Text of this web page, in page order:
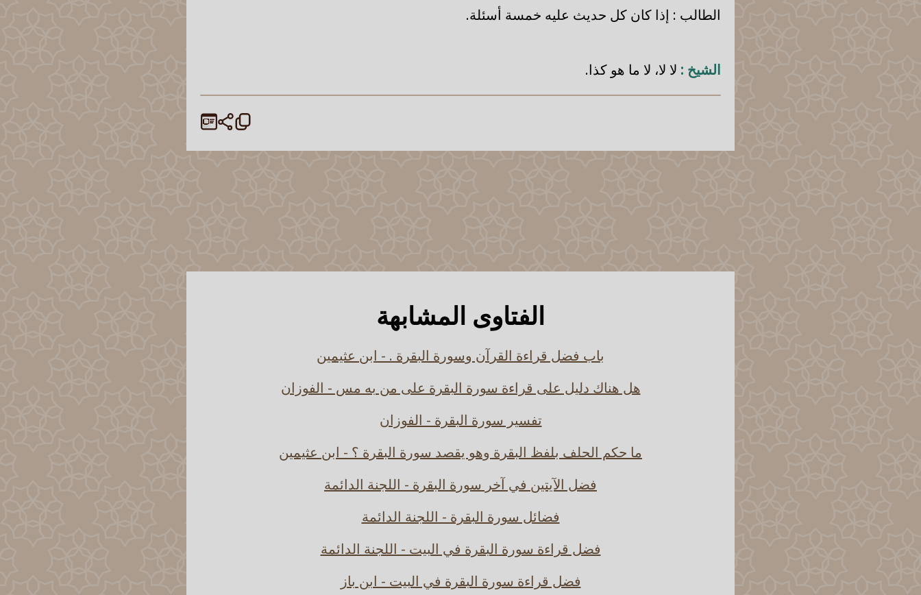
الطالب : إذا كان كل حديث عليه خمسة أسئلة.
الشيخ : لا لا، لا ما هو كذا.
الفتاوى المشابهة
باب فضل قراءة القرآن وسورة البقرة . - ابن عثيمين
هل هناك دليل على قراءة سورة البقرة على من به مس - الفوزان
تفسير سورة البقرة - الفوزان
ما حكم الحلف بلفظ البقرة وهو يقصد سورة البقرة ؟ - ابن عثيمين
فضل الآيتين في آخر سورة البقرة - اللجنة الدائمة
فضائل سورة البقرة - اللجنة الدائمة
فضل قراءة سورة البقرة في البيت - اللجنة الدائمة
فضل قراءة سورة البقرة في البيت - ابن باز